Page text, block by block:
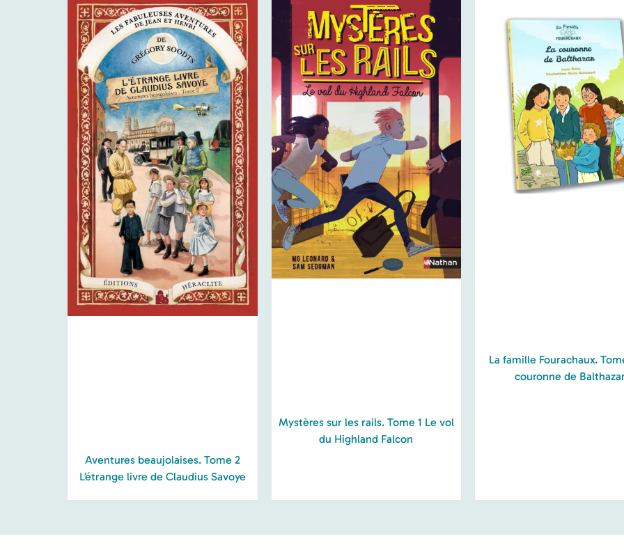
Aventures beaujolaises. Tome 2
L’étrange livre de Claudius Savoye
Mystères sur les rails. Tome 1 Le vol
du Highland Falcon
La famille Fourachaux.
couronne de